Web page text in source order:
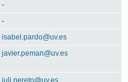
-
-
isabel.pardo@uv.es
javier.peman@uv.es